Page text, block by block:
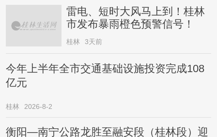
雷电、短时大风马上到！桂林
市发布暴雨橙色预警信号！
桂林 3天前
今年上半年全市交通基础设施投资完成108
亿元
桂林 2026-8-2
衡阳—南宁公路龙胜至融安段（桂林段）迎